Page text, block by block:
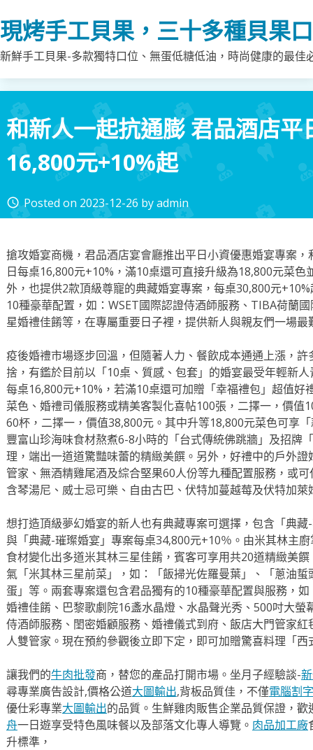
to
content
現烤手工貝果，三十多種貝果
新鮮手工貝果-多款獨特口位、無蛋低糖低油，時尚健康的最
和新人一起抗通膨 君品酒店平
16,800元+10%起
access_time Posted on 2023-12-26 byadmin
搶攻婚宴商機，君品酒店宴會廳推出平日小資優惠婚宴專案
日每桌16,800元+10%，滿10桌還可直接升級為18,800元菜
外，也提供2款頂級尊寵的典藏婚宴專案，每桌30,800元
10種豪華配置，如：WSET國際認證侍酒師服務、TIBA荷蘭
星婚禮佳餚等，在專屬重要日子裡，提供新人與親友們一場
疫後婚禮市場逐步回溫，但隨著人力、餐飲成本通通上漲，
捨，有鑑於目前以「10桌、質感、包套」的婚宴最受年輕新
每桌16,800元+10%，若滿10桌還可加贈「幸福禮包」超值好
菜色、婚禮司儀服務或精美客製化喜帖100張，二擇一，價值
60杯，二擇一，價值38,800元。其中升等18,800元菜色可享
豐富山珍海味食材熬煮6-8小時的「台式傳統佛跳牆」及招牌
理，端出一道道驚豔味蕾的精緻美饌。另外，好禮中的戶外
管家、無酒精雞尾酒及綜合堅果60人份等九種配置服務，或
含琴湯尼、威士忌可樂、自由古巴、伏特加蔓越莓及伏特加萊
想打造頂級夢幻婚宴的新人也有典藏專案可選擇，包含「典
與「典藏-璀璨婚宴」專案每桌34,800元+10％。由米其林主
食材變化出多道米其林三星佳餚，賓客可享用共20道精緻美
氣「米其林三星前菜」，如：「飯掃光佐羅曼葉」、「蔥油
蛋」等。兩套專案還包含君品獨有的10種豪華配置與服務，
婚禮佳餚、巴黎歌劇院16盞水晶燈、水晶聲光秀、500吋大螢
侍酒師服務、閨密婚顧服務、婚禮儀式到府、飯店大門管家
人雙管家。現在預約參觀後立即下定，即可加贈驚喜料理「西
讓我們的牛肉批發商，替您的產品打開市場。坐月子經驗談-
尋專業廣告設計,價格公道大圖輸出,背板品質佳，不僅電腦割字
優仕彩專業大圖輸出的品質。生鮮雞肉販售企業品質保證，歡
舟一日遊享受特色風味餐以及部落文化專人導覽。 肉品加工廠
升標準，